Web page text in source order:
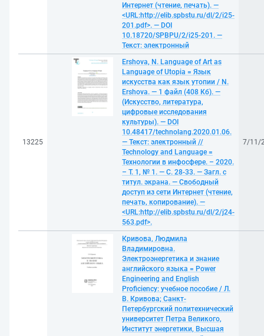
Интернет (чтение, печать). —
<URL:http://elib.spbstu.ru/dl/2/i25-
201.pdf>. — DOI
10.18720/SPBPU/2/i25-201. —
Текст: электронный
13225
Ershova, N. Language of Art as
Language of Utopia = Язык
искусства как язык утопии / N.
Ershova. — 1 файл (408 Кб). —
(Искусство, литература,
цифровые исследования
культуры). — DOI
10.48417/technolang.2020.01.06.
— Текст: электронный //
Technology and Language =
Технологии в инфосфере. – 2020.
– Т. 1, № 1. — С. 28-33. — Загл. с
титул. экрана. — Свободный
доступ из сети Интернет (чтение,
печать, копирование). —
<URL:http://elib.spbstu.ru/dl/2/j24-
563.pdf>.
7/11/
Кривова, Людмила
Владимировна.
Электроэнергетика и знание
английского языка = Power
Engineering and English
Proficiency: учебное пособие / Л.
В. Кривова; Санкт-
Петербургский политехнический
университет Петра Великого,
Институт энергетики, Высшая